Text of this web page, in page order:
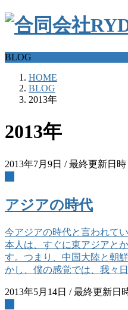
BLOG
HOME
BLOG
2013年
2013年
2013年7月9日 / 最終更新日時
話
アジアの時代
今アジアの時代と言われて
本人は、すぐに東アジアと
す。つまり、中国大陸と朝
かし、僕の感覚では、我々
2013年5月14日 / 最終更新日
話